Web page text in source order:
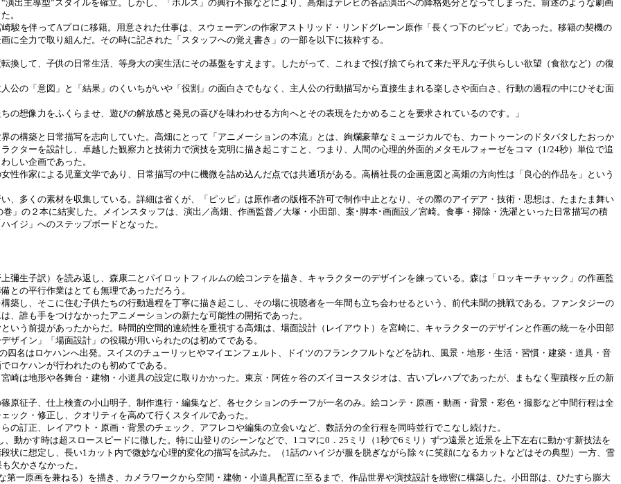
出主導型”スタイルを確立。しかし、「ホルス」の興行不振などにより、高畑はテレビの各話演出への降格処分となってしまった。前述のような劇画
。
を伴ってAプロに移籍。用意された仕事は、スウェーデンの作家アストリッド・リンドグレーン原作「長くつ下のピッピ」であった。移籍の契機の
全力で取り組んだ。その時に記された「スタッフへの覚え書き」の一部を以下に抜粋する。
換して、子供の日常生活、等身大の実生活にその基盤をすえます。したがって、これまで投げ捨てられて来た平凡な子供らしい欲望（食欲など）の復
公の「意図」と「結果」のくいちがいや「役割」の面白さでもなく、主人公の行動描写から直接生まれる楽しさや面白さ、行動の過程の中にひそむ面
想像力をふくらませ、遊びの解放感と発見の喜びを味わわせる方向へとその表現をたかめることを要求されているのです。」
構築と日常描写を志向していた。高畑にとって「アニメーションの本流」とは、絢爛豪華なミュージカルでも、カートゥーンのドタバタしたおっか
クターを設計し、卓越した観察力と技術力で演技を克明に描き起こすこと、つまり、人間の心理的外面的メタモルフォーゼをコマ（1/24秒）単位で追
しい企画であった。
作家による児童文学であり、日常描写の中に機微を詰め込んだ点では共通項がある。高橋社長の企画意図と高畑の方向性は「良心的作品を」という
多くの素材を収集している。詳細は省くが、「ピッピ」は原作者の版権不許可で制作中止となり、その際のアイデア・技術・思想は、たまたま舞い
」の２本に結実した。メインスタッフは、演出／高畑、作画監督／大塚・小田部、案･脚本･画面設／宮崎。食事・掃除・洗濯といった日常描写の積
イジ」へのステップボードとなった。
生子訳）を読み返し、森康二とパイロットフィルムの絵コンテを描き、キャラクターのデザインを練っている。森は「ロッキーチャック」の作画監
との平行作業はとても無理であっただろう。
し、そこに住む子供たちの行動過程を丁寧に描き起こし、その場に視聴者を一年間も立ち会わせるという、前代未聞の挑戦である。ファンタジーの
誰も手をつけなかったアニメーションの新たな可能性の開拓であった。
う前提があったからだ。時間的空間的連続性を重視する高畑は、場面設計（レイアウト）を宮崎に、キャラクターのデザインと作画の統一を小田部
イン」「場面設計」の役職が用いられたのは初めてである。
名はロケハンへ出発。スイスのチューリッヒやマイエンフェルト、ドイツのフランクフルトなどを訪れ、風景・地形・生活・習慣・建築・道具・音
ロケハンが行われたのも初めてである。
は地形や各舞台・建物・小道具の設定に取りかかった。東京・阿佐ヶ谷のズイヨースタジオは、古いプレハブであったが、まもなく聖蹟桜ヶ丘の新
征子、仕上検査の小山明子、制作進行・編集など、各セクションのチーフが一名のみ。絵コンテ・原画・動画・背景・彩色・撮影など中間行程は全
ック・修正し、クオリティを高めて行くスタイルであった。
訂正、レイアウト・原画・背景のチェック、アフレコや編集の立会いなど、数話分の全行程を同時並行でこなし続けた。
かす時は超スロースピードに徹した。特に山登りのシーンなどで、1コマに0．25ミリ（1秒で6ミリ）ずつ遠景と近景を上下左右に動かす新技法を
状に想定し、長い1カット内で微妙な心理的変化の描写を試みた。（1話のハイジが服を脱ぎながら除々に笑顔になるカットなどはその典型）一方、雪
欠かさなかった。
一原画を兼ねる）を描き、カメラワークから空間・建物・小道具配置に至るまで、作品世界や演技設計を緻密に構築した。小田部は、ひたすら膨大